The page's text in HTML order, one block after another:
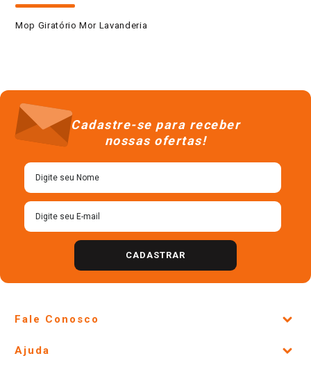
Mop Giratório Mor Lavanderia
Cadastre-se para receber
nossas ofertas!
CADASTRAR
Fale Conosco
Lojas Físicas e Horários
Ajuda